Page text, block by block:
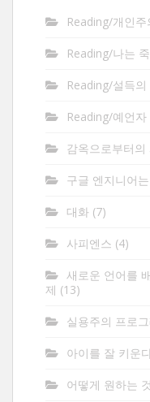
Reading/개인주
Reading/나는
Reading/설득
Reading/예언자
감옥으로부터의
구글 엔지니어
대화 (7)
사피엔스 (4)
새로운 언어를
제 (13)
실용주의 프로
아이를 잘 키운
어떻게 원하는